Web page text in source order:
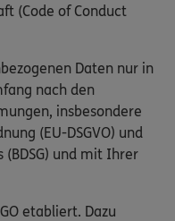
(Code of Conduct
Daten nur in
nach den
insbesondere
(EU-DSGVO) und
(BDSG) und mit Ihrer
etabliert. Dazu